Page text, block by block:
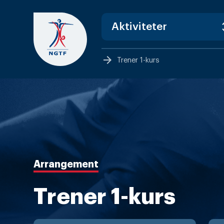
content
arrow_forward Trener 1-kurs
Arrangement
Trener 1-kurs